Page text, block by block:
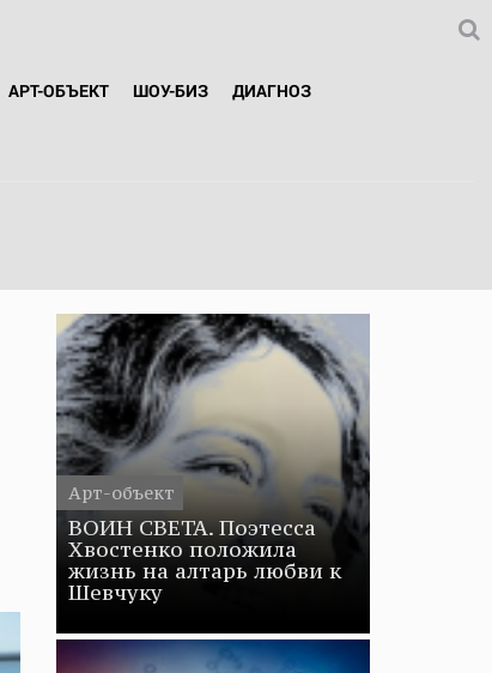
АРТ-ОБЪЕКТ ШОУ-БИЗ ДИАГНОЗ
Арт-объект
ВОИН СВЕТА. Поэтесса
Хвостенко положила
жизнь на алтарь любви к
Шевчуку